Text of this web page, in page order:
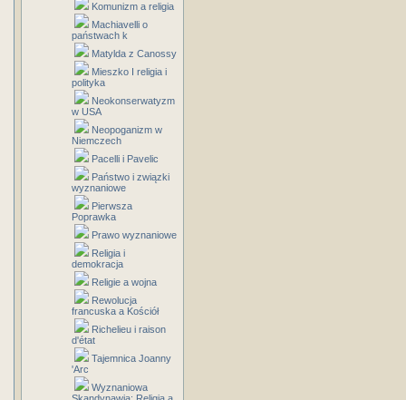
Komunizm a religia
Machiavelli o
państwach k
Matylda z Canossy
Mieszko I religia i
polityka
Neokonserwatyzm
w USA
Neopoganizm w
Niemczech
Pacelli i Pavelic
Państwo i związki
wyznaniowe
Pierwsza
Poprawka
Prawo wyznaniowe
Religia i
demokracja
Religie a wojna
Rewolucja
francuska a Kościół
Richelieu i raison
d'état
Tajemnica Joanny
'Arc
Wyznaniowa